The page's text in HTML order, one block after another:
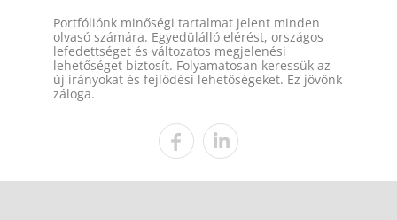
Portfóliónk minőségi tartalmat jelent minden
olvasó számára. Egyedülálló elérést, országos
lefedettséget és változatos megjelenési
lehetőséget biztosít. Folyamatosan keressük az
új irányokat és fejlődési lehetőségeket. Ez jövőnk
záloga.